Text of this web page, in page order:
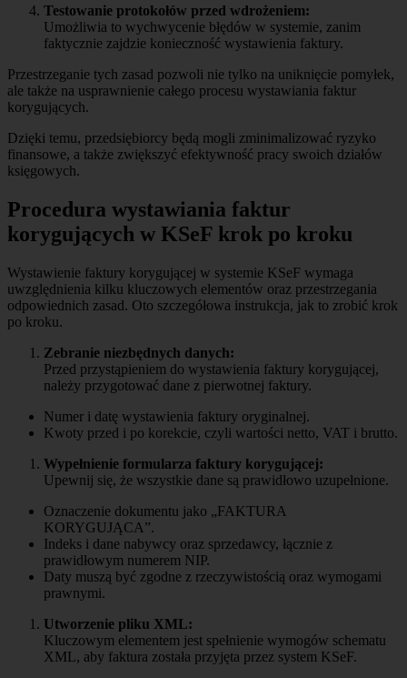
Testowanie protokołów przed wdrożeniem:
Umożliwia to wychwycenie błędów w systemie, zanim
faktycznie zajdzie konieczność wystawienia faktury.
Przestrzeganie tych zasad pozwoli nie tylko na uniknięcie pomyłek,
ale także na usprawnienie całego procesu wystawiania faktur
korygujących.
Dzięki temu, przedsiębiorcy będą mogli zminimalizować ryzyko
finansowe, a także zwiększyć efektywność pracy swoich działów
księgowych.
Procedura wystawiania faktur
korygujących w KSeF krok po kroku
Wystawienie faktury korygującej w systemie KSeF wymaga
uwzględnienia kilku kluczowych elementów oraz przestrzegania
odpowiednich zasad. Oto szczegółowa instrukcja, jak to zrobić krok
po kroku.
Zebranie niezbędnych danych:
Przed przystąpieniem do wystawienia faktury korygującej,
należy przygotować dane z pierwotnej faktury.
Numer i datę wystawienia faktury oryginalnej.
Kwoty przed i po korekcie, czyli wartości netto, VAT i brutto.
Wypełnienie formularza faktury korygującej:
Upewnij się, że wszystkie dane są prawidłowo uzupełnione.
Oznaczenie dokumentu jako „FAKTURA
KORYGUJĄCA”.
Indeks i dane nabywcy oraz sprzedawcy, łącznie z
prawidłowym numerem NIP.
Daty muszą być zgodne z rzeczywistością oraz wymogami
prawnymi.
Utworzenie pliku XML:
Kluczowym elementem jest spełnienie wymogów schematu
XML, aby faktura została przyjęta przez system KSeF.